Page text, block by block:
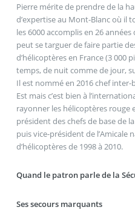
Pierre mérite de prendre de la
d’expertise au Mont-Blanc où il
les 6000 accomplis en 26
peut se targuer de faire partie
d’hélicoptères en France (3 000
temps, de nuit comme de jour,
Il est nommé en 2016 chef inter-
Est mais c’est bien à
rayonner les hélicoptères rouge
président des chefs de base de
puis vice-président de l’Amicale
d’hélicoptères de 1998 à 2010.
Quand le patron parle de la
Ses secours marquants